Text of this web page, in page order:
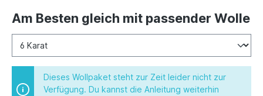
Am Besten gleich mit passender Wolle
Dieses Wollpaket steht zur Zeit leider nicht zur
Verfügung. Du kannst die Anleitung weiterhin